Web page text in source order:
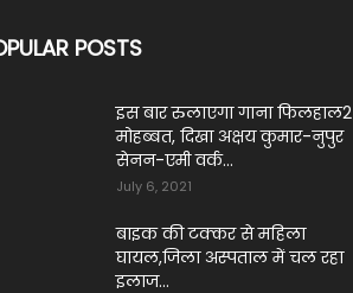
POSTS
इस बार रुलाएगा गाना फिलहाल2
मोहब्बत, दिखा अक्षय कुमार-नुपुर
सेनन-एमी वर्क...
July 6, 2021
बाइक की टक्कर से महिला
घायल,जिला अस्पताल में चल रहा
इलाज...